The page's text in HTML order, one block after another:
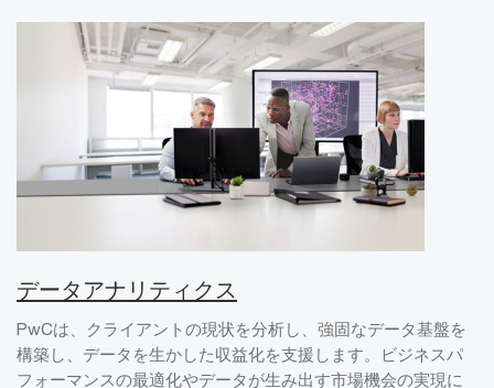
データアナリティクス
PwCは、クライアントの現状を分析し、強固なデータ基盤を
構築し、データを生かした収益化を支援します。ビジネスパ
フォーマンスの最適化やデータが生み出す市場機会の実現に